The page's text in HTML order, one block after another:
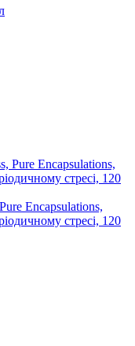
Encapsulations,
стресі, 120